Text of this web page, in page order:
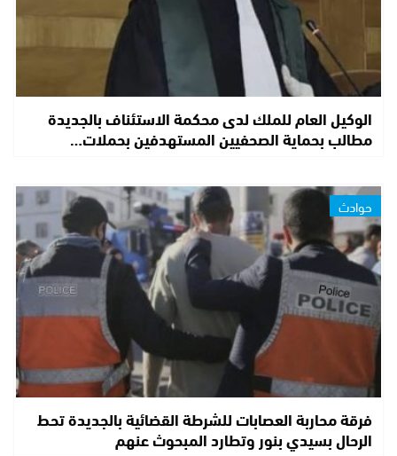
الوكيل العام للملك لدى محكمة الاستئناف بالجديدة
مطالب بحماية الصحفيين المستهدفين بحملات…
حوادث
فرقة محاربة العصابات للشرطة القضائية بالجديدة تحط
الرحال بسيدي بنور وتطارد المبحوث عنهم